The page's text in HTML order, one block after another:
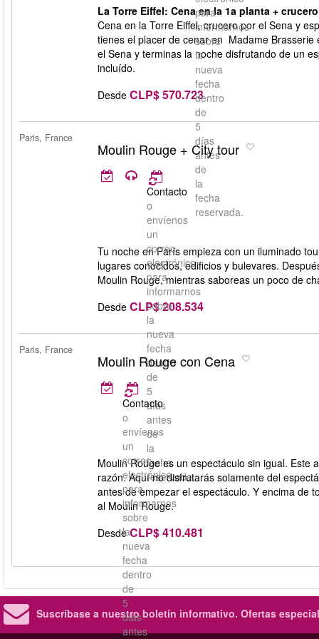
para
informarnos
sobre
la
nueva
fecha
dentro
de
5
días
antes
de
la
fecha
reservada.
La Torre Eiffel: Cena en la 1a planta +
Cena en la Torre Eiffel, crucero por el Sena y
tienes el placer de cenar en Madame
el Sena y terminas la noche disfrutando de un
incluído.
Desde CLP$ 570.723
Paris, France
Moulin Rouge + City tour
Contacto
o
envíenos
un
correo
electrónico
para
informarnos
sobre
la
nueva
fecha
dentro
de
5
días
antes
de
la
fecha
reservada.
Tu noche en París empieza con un iluminado
lugares conocidos, edificios y bulevares.
Moulin Rouge, mientras saboreas un poco de
Desde CLP$ 208.534
Paris, France
Moulin Rouge con Cena
Contacto
o
envíenos
un
correo
electrónico
para
informarnos
sobre
la
nueva
fecha
dentro
de
5
días
antes
Moulin Rouge es un espectáculo sin igual.
razón. Aquí no disfrutarás solamente del
antes de empezar el espectáculo. Y encima de
al Moulin Rouge.
Desde CLP$ 410.481
Suscríbase a nuestro boletín informativo. Ofertas